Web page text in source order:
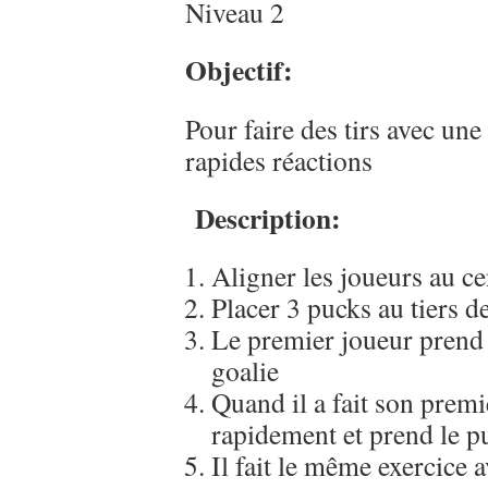
Niveau 2
Objectif:
Pour faire des tirs avec
rapides réactions
Description:
Aligner les joueurs au
Placer 3 pucks au tiers
Le premier joueur
goalie
Quand il a fait son
rapidement et prend le
Il fait le même exercice